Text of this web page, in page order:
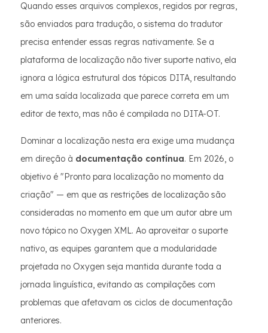
Quando esses arquivos complexos, regidos por regras,
são enviados para tradução, o sistema do tradutor
precisa entender essas regras nativamente. Se a
plataforma de localização não tiver suporte nativo, ela
ignora a lógica estrutural dos tópicos DITA, resultando
em uma saída localizada que parece correta em um
editor de texto, mas não é compilada no DITA-OT.
Dominar a localização nesta era exige uma mudança
em direção à documentação contínua. Em 2026, o
objetivo é "Pronto para localização no momento da
criação" — em que as restrições de localização são
consideradas no momento em que um autor abre um
novo tópico no Oxygen XML. Ao aproveitar o suporte
nativo, as equipes garantem que a modularidade
projetada no Oxygen seja mantida durante toda a
jornada linguística, evitando as compilações com
problemas que afetavam os ciclos de documentação
anteriores.